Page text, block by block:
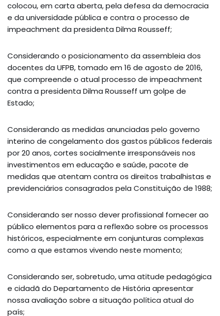
colocou, em carta aberta, pela defesa da democracia
e da universidade pública e contra o processo de
impeachment da presidenta Dilma Rousseff;
Considerando o posicionamento da assembleia dos
docentes da UFPB, tomado em 16 de agosto de 2016,
que compreende o atual processo de impeachment
contra a presidenta Dilma Rousseff um golpe de
Estado;
Considerando as medidas anunciadas pelo governo
interino de congelamento dos gastos públicos federais
por 20 anos, cortes socialmente irresponsáveis nos
investimentos em educação e saúde, pacote de
medidas que atentam contra os direitos trabalhistas e
previdenciários consagrados pela Constituição de 1988;
Considerando ser nosso dever profissional fornecer ao
público elementos para a reflexão sobre os processos
históricos, especialmente em conjunturas complexas
como a que estamos vivendo neste momento;
Considerando ser, sobretudo, uma atitude pedagógica
e cidadã do Departamento de História apresentar
nossa avaliação sobre a situação política atual do
país;